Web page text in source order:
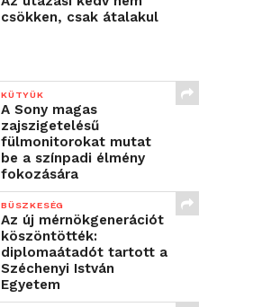
csökken, csak átalakul
KÜTYÜK
A Sony magas
zajszigetelésű
fülmonitorokat mutat
be a színpadi élmény
fokozására
BÜSZKESÉG
Az új mérnökgenerációt
köszöntötték:
diplomaátadót tartott a
Széchenyi István
Egyetem